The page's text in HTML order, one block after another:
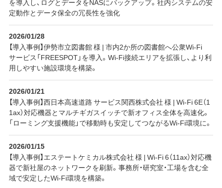
定動作とデータ保全の冗長性を強化
2026/01/28
【導入事例】伊勢市立図書館 様 | 市内2か所の図書館へ公衆Wi-Fi
サービス「FREESPOT」を導入。Wi-Fi接続エリアを拡張し、より利
用しやすい施設環境を構築。
2026/01/21
【導入事例】西日本高速道路 サービス関西株式会社 様 | Wi-Fi 6E（1
1ax）対応機器とマルチギガスイッチで新オフィス全体を高速化。
「ローミング支援機能」で移動時も安定してつながるWi-Fi環境に。
2026/01/15
【導入事例】エステートケミカル株式会社 様 | Wi-Fi 6（11ax）対応機
器で新社屋のネットワークを刷新。事務所・研究室・工場を含む全
域で安定したWi-Fi環境を構築。